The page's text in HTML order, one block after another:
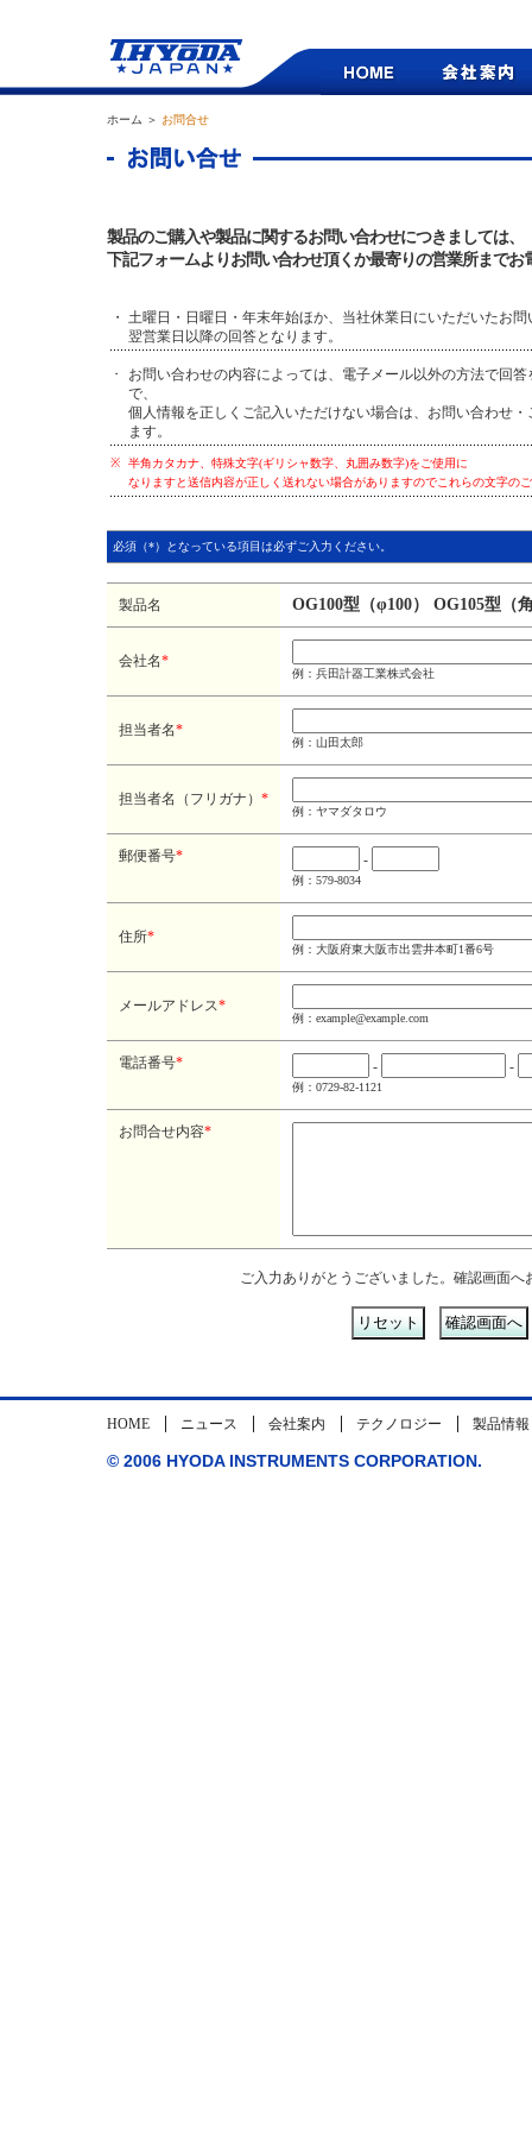
ホーム ＞ お問合せ
製品のご購入や製品に関するお問い合わせにつきましては、
下記フォームよりお問い合わせ頂くか最寄りの営業所までお
・ 土曜日・日曜日・年末年始ほか、当社休業日にいただいたお
翌営業日以降の回答となります。
・
お問い合わせの内容によっては、電子メール以外の方法で回
で、
個人情報を正しくご記入いただけない場合は、お問い合わせ
ます。
※
半角カタカナ、特殊文字(ギリシャ数字、丸囲み数字)をご使用に
なりますと送信内容が正しく送れない場合がありますのでこれらの文字の
必須（*）となっている項目は必ずご入力ください。
製品名 OG100型（φ100） OG105型（
会社名*
例：兵田計器工業株式会社
担当者名*
例：山田太郎
担当者名（フリガナ） *
例：ヤマダタロウ
郵便番号* -
例：579-8034
住所*
例：大阪府東大阪市出雲井本町1番6号
メールアドレス*
例：example@example.com
電話番号* - -
例：0729-82-1121
お問合せ内容*
ご入力ありがとうございました。確認画面へ
HOME ニュース 会社案内 テクノロジー 製品情報
© 2006 HYODA INSTRUMENTS CORPORATION.